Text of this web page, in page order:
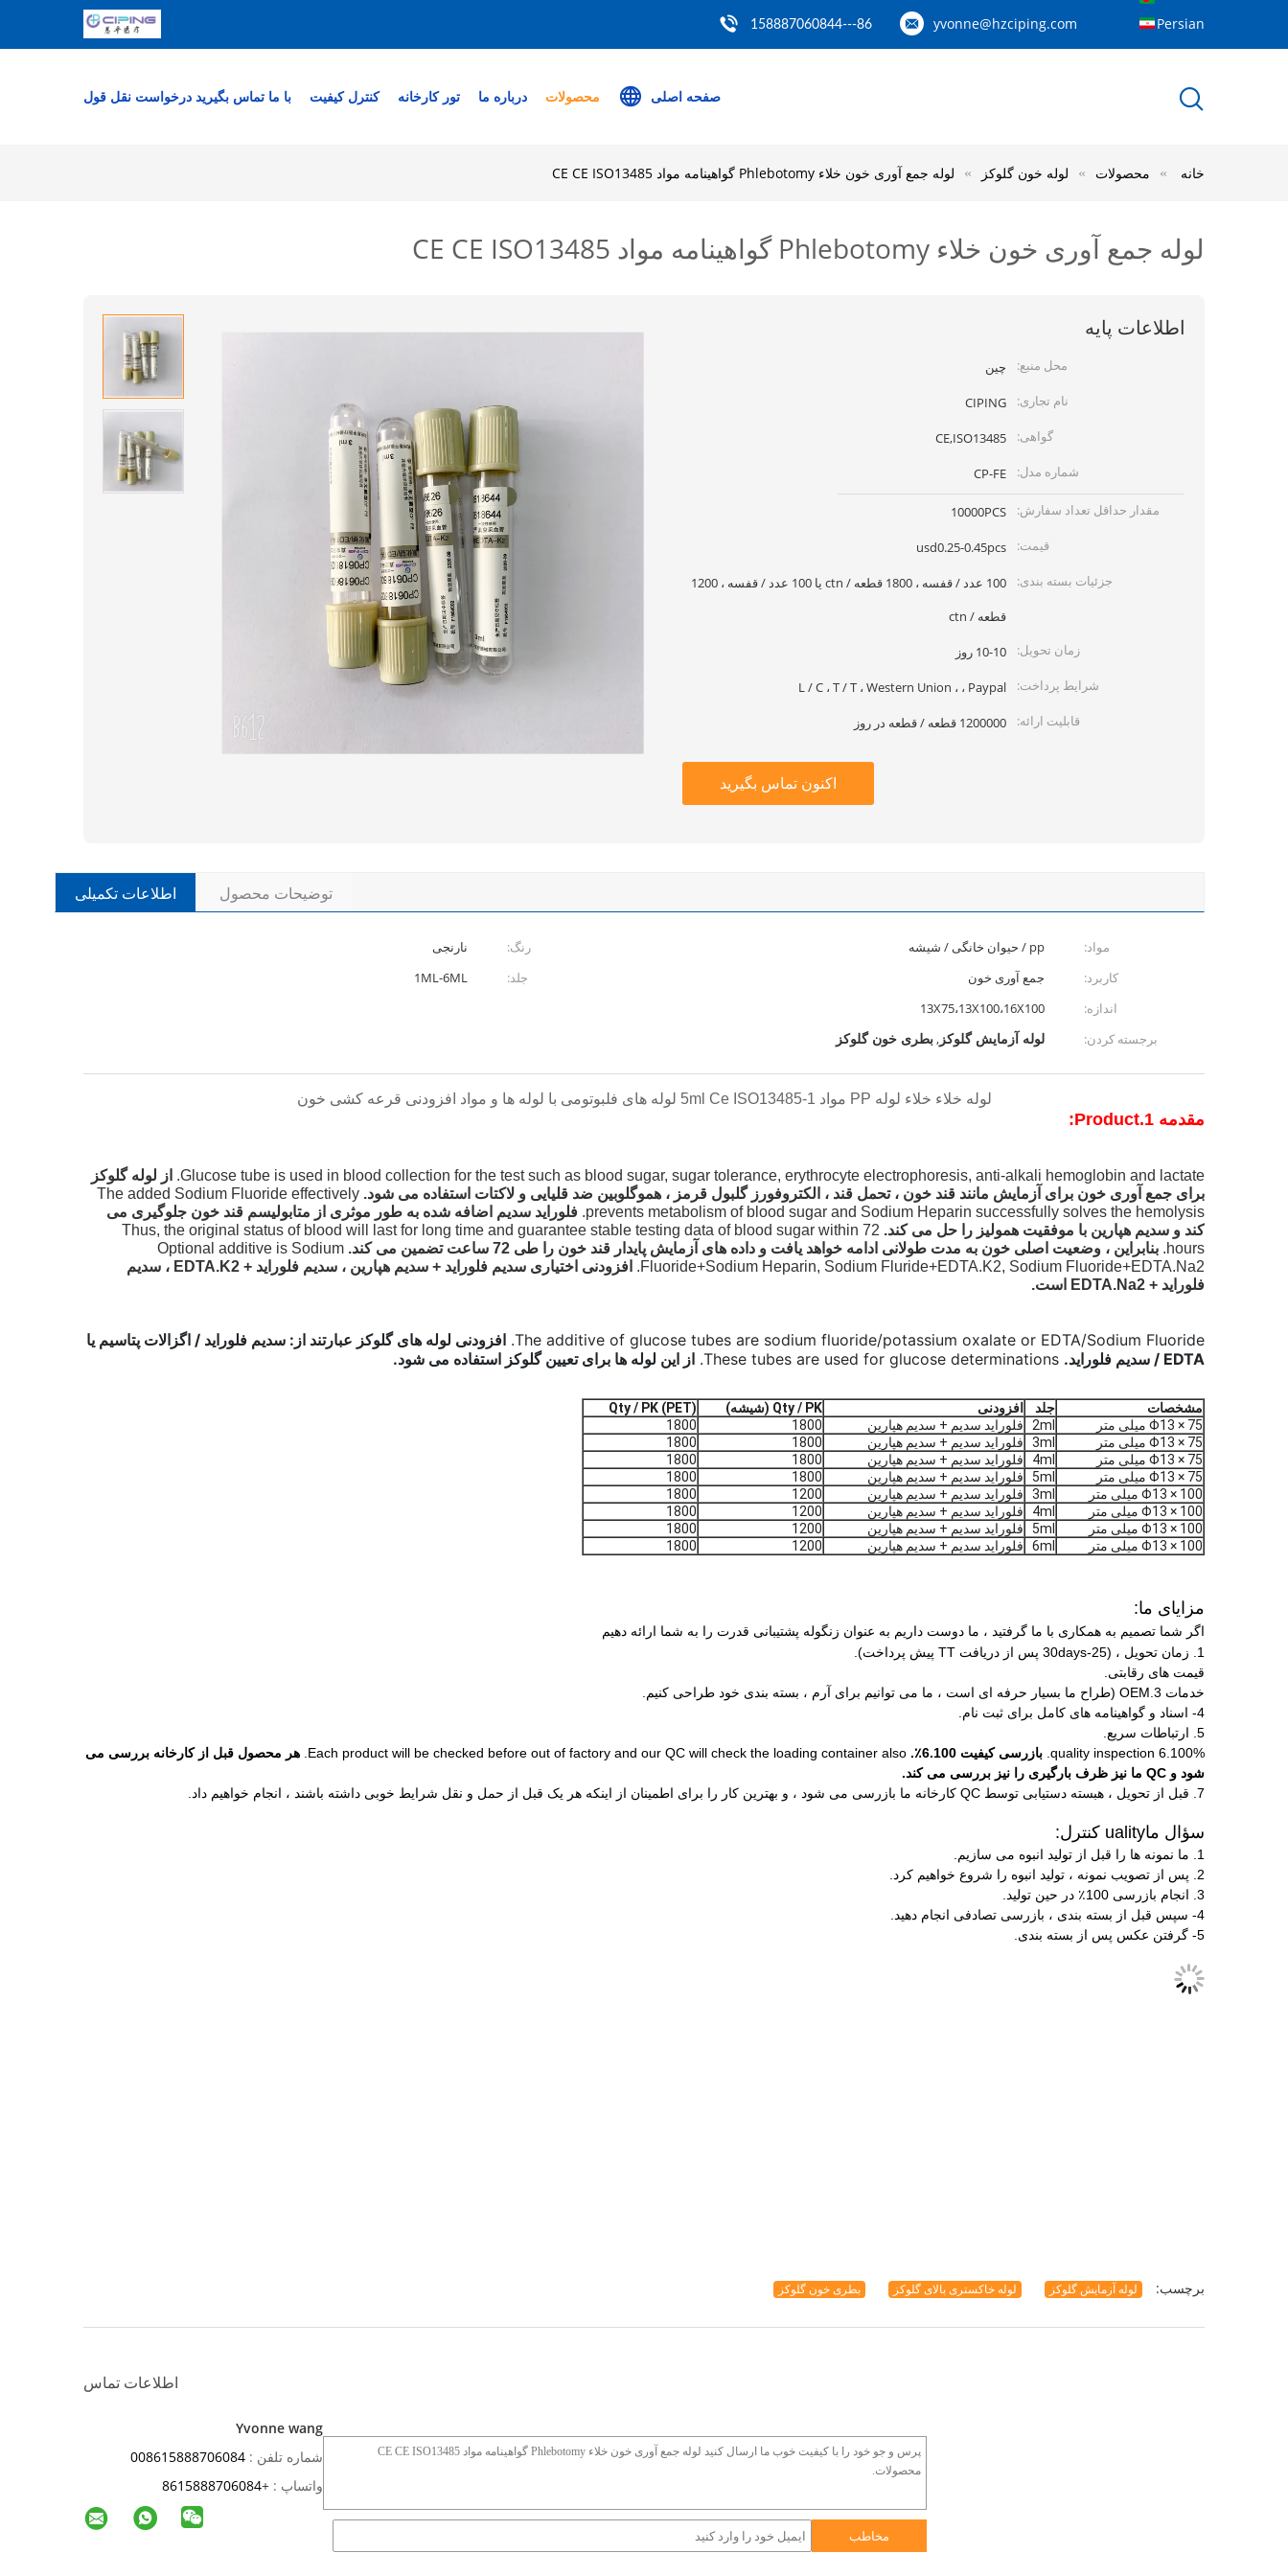
yvonne@hzciping.com
86---158887060844 Persian
صفحه اصلی محصولات درباره ما تور کارخانه کنترل کیفیت با ما تماس بگیرید درخواست نقل قول
خانه محصولات لوله خون گلوکز لوله جمع آوری خون خلاء Phlebotomy گواهینامه مواد CE CE ISO13485
لوله جمع آوری خون خلاء Phlebotomy گواهینامه مواد CE CE ISO13485
اطلاعات پایه
محل منبع:
چین
نام تجاری:
CIPING
گواهی:
CE,ISO13485
شماره مدل:
CP-FE
مقدار حداقل تعداد سفارش:
10000PCS
قیمت:
usd0.25-0.45pcs
جزئیات بسته بندی:
100 عدد / قفسه ، 1800 قطعه / ctn یا 100 عدد / قفسه ، 1200
قطعه / ctn
زمان تحویل:
10-10 روز
شرایط پرداخت:
L / C ، T / T ، Western Union ، ، Paypal
قابلیت ارائه:
1200000 قطعه / قطعه در روز
اکنون تماس بگیرید
اطلاعات تکمیلی توضیحات محصول
مواد: pp / حیوان خانگی / شیشه رنگ:
نارنجی
کاربرد:
جمع آوری خون جلد:
1ML-6ML
اندازه:
13X75،13X100،16X100
برجسته کردن:
لوله آزمایش گلوکز ,بطری خون گلوکز
لوله خلاء خلاء لوله PP مواد 1-5ml Ce ISO13485 لوله های فلبوتومی با لوله ها و مواد افزودنی قرعه کشی خون
مقدمه 1.Product:
Glucose tube is used in blood collection for the test such as blood sugar, sugar tolerance, erythrocyte electrophoresis, anti-alkali hemoglobin and lactate.
از لوله گلوکز
برای جمع آوری خون برای آزمایش مانند قند خون ، تحمل قند ، الکتروفورز گلبول قرمز ، هموگلوبین ضد قلیایی و لاکتات استفاده می شود. The added Sodium Fluoride effectively
prevents metabolism of blood sugar and Sodium Heparin successfully solves the hemolysis. فلوراید سدیم اضافه شده به طور موثری از متابولیسم قند خون جلوگیری می
کند و سدیم هپارین با موفقیت همولیز را حل می کند. Thus, the original status of blood will last for long time and guarantee stable testing data of blood sugar within 72
hours. بنابراین ، وضعیت اصلی خون به مدت طولانی ادامه خواهد یافت و داده های آزمایش پایدار قند خون را طی 72 ساعت تضمین می کند.
Optional additive is Sodium
Fluoride+Sodium Heparin, Sodium Fluride+EDTA.K2, Sodium Fluoride+EDTA.Na2.
افزودنی اختیاری سدیم فلوراید + سدیم هپارین ، سدیم فلوراید + EDTA.K2 ، سدیم
فلوراید + EDTA.Na2 است.
The additive of glucose tubes are sodium fluoride/potassium oxalate or EDTA/Sodium Fluoride. افزودنی لوله های گلوکز عبارتند از: سدیم فلوراید / اگزالات پتاسیم یا
EDTA / سدیم فلوراید.
These tubes are used for glucose determinations. از این لوله ها برای تعیین گلوکز استفاده می شود.
مشخصات جلد افزودنی Qty / PK (شیشه)
Qty / PK (PET)
Φ13 × 75 میلی متر
2ml فلوراید سدیم + سدیم هپارین 1800
1800
Φ13 × 75 میلی متر
3ml فلوراید سدیم + سدیم هپارین 1800
1800
Φ13 × 75 میلی متر
4ml فلوراید سدیم + سدیم هپارین 1800
1800
Φ13 × 75 میلی متر
5ml فلوراید سدیم + سدیم هپارین 1800
1800
Φ13 × 100 میلی متر
3ml فلوراید سدیم + سدیم هپارین 1200
1800
Φ13 × 100 میلی متر
4ml فلوراید سدیم + سدیم هپارین 1200
1800
Φ13 × 100 میلی متر
5ml فلوراید سدیم + سدیم هپارین 1200
1800
Φ13 × 100 میلی متر
6ml فلوراید سدیم + سدیم هپارین 1200
1800
مزایای ما:
اگر شما تصمیم به همکاری با ما گرفتید ، ما دوست داریم به عنوان زنگوله پشتیبانی قدرت را به شما ارائه دهیم
1. زمان تحویل ، (25-30days پس از دریافت TT پیش پرداخت).
قیمت های رقابتی.
خدمات 3.OEM (طراح ما بسیار حرفه ای است ، ما می توانیم برای آرم ، بسته بندی خود طراحی کنیم.
4- اسناد و گواهینامه های کامل برای ثبت نام.
5. ارتباطات سریع.
6.100% quality inspection.
بازرسی کیفیت 6.100٪. Each product will be checked before out of factory and our QC will check the loading container also. هر محصول قبل از کارخانه بررسی می
شود و QC ما نیز ظرف بارگیری را نیز بررسی می کند.
7. قبل از تحویل ، ه
بسته دستیابی توسط QC کارخانه ما بازرسی می شود ، و بهترین کار را برای اطمینان از اینکه هر یک قبل از حمل و نقل شرایط خوبی داشته باشند ، انجام خواهیم داد.
سؤال ماuality کنترل :
1. ما نمونه ها را قبل از تولید انبوه می سازیم.
2. پس از تصویب نمونه ، تولید انبوه را شروع خواهیم کرد.
3. انجام بازرسی 100٪ در حین تولید.
4- سپس قبل از بسته بندی ، بازرسی تصادفی انجام دهید.
5- گرفتن عکس پس از بسته بندی.
برچسب: لوله آزمایش گلوکز لوله خاکستری بالای گلوکز بطری خون گلوکز
اطلاعات تماس
Yvonne wang
شماره تلفن : 008615888706084
واتساپ : +
8615888706084
مخاطب